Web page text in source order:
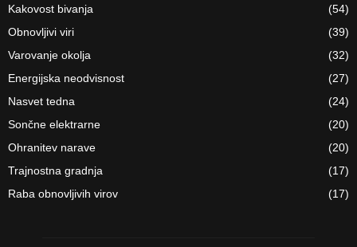
Kakovost bivanja
(54)
Obnovljivi viri
(39)
Varovanje okolja
(32)
Energijska neodvisnost
(27)
Nasvet tedna
(24)
Sončne elektrarne
(20)
Ohranitev narave
(20)
Trajnostna gradnja
(17)
Raba obnovljivih virov
(17)